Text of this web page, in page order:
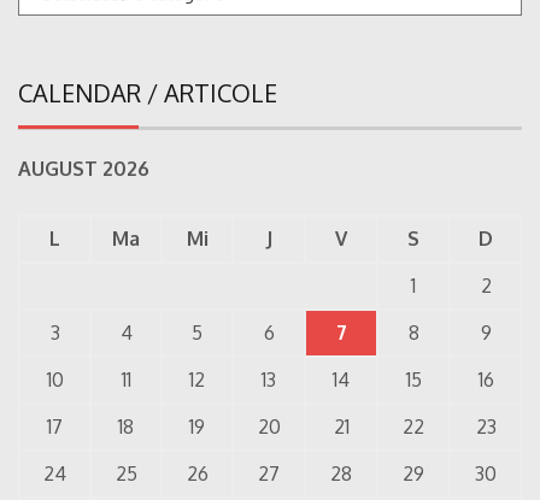
CALENDAR / ARTICOLE
AUGUST 2026
L Ma Mi J V S
D
1
2
3
4 5 6 7 8
9
10
11 12 13 14 15
16
17
18 19 20 21 22
23
24
25 26 27 28 29
30